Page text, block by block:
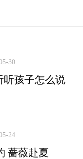
30
听孩子怎么说
24
蔷薇赴夏